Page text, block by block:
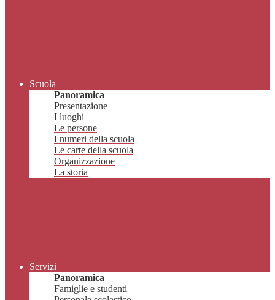
Scuola
Panoramica
Presentazione
I luoghi
Le persone
I numeri della scuola
Le carte della scuola
Organizzazione
La storia
Servizi
Panoramica
Famiglie e studenti